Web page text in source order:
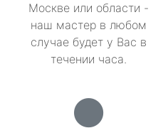
Москве или области -
наш мастер в любом
случае будет у Вас в
течении часа.